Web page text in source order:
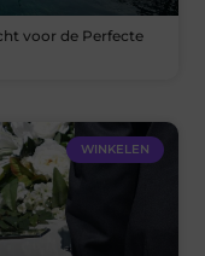
voor de Perfecte
WINKELEN